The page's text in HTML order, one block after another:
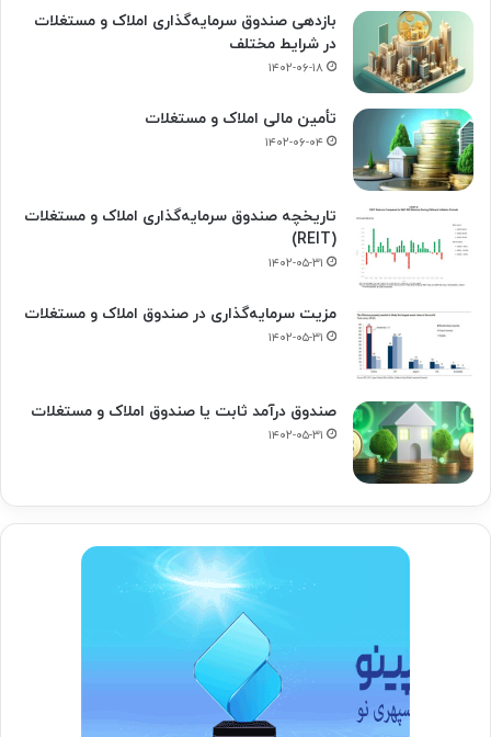
بازدهی صندوق سرمایه‌گذاری املاک و مستغلات
در شرایط مختلف
۱۴۰۲-۰۶-۱۸
تأمین مالی املاک و مستغلات
۱۴۰۲-۰۶-۰۴
تاریخچه صندوق سرمایه‌گذاری املاک و مستغلات
(REIT)
۱۴۰۲-۰۵-۳۱
مزیت سرمایه‌گذاری در صندوق املاک و مستغلات
۱۴۰۲-۰۵-۳۱
صندوق درآمد ثابت یا صندوق املاک و مستغلات
۱۴۰۲-۰۵-۳۱